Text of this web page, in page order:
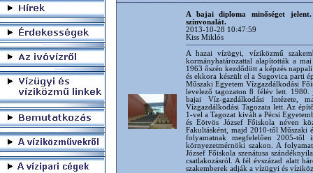
A bajai diploma minőséget
színvonalát.
2013-10-28 10:47:59
Kiss Miklós
A hazai vízügyi, víziközmű
kormányhatározattal alapították a
1963 őszén kezdődött a képzés
és ekkora készült el a Sugovica parti
Műszaki Egyetem Vízgazdálkodási
levelező tagozaton 8 félév lett.
bajai Víz-gazdálkodási Intézete,
Vízgazdálkodási Tagozata lett. Az
1-vel a Tagozat kivált a Pécsi
és Eötvös József Főiskola néven
Fakultásként, majd 2010-től Műszaki
folyamatnak megfelelően 2005-
környezetmérnöki szakon. A
József Főiskola szenátusa
csatlakozásról. A fél évszázad alatt
szakemberek adják a vízügyi és